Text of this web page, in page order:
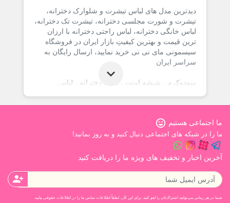
دیدترین مدل های لباس تیشرت و شلوارک دخترانه،
تیشرت و شورت مجلسی دخترانه، تیشرت تک دخترانه،
لباس خانگی دخترانه، لباس راحتی دخترانه با ارزان
ترین قیمت و بهترین کیفیتِ بازار ایران در فروشگاه
سیسمونی مای نی نی خرید نمایید، ارسال رایگان به
سراسر ایران
سودوکرم شیشه اونت لباس دخترانه
لباس
ما اجتماعی هستیم sentiment_very_satisfied
ما را در شبکه های اجتماعی دنبال کنید و به روز بمانید!
آخرین اخبار و تخفیف های ویژه ما را دریافت کنید
person_add
شما در هر زمانی می‌توانید اشتراک‌تان را لغو کنید. برای این کار، لطفاً اطلاعات تماس ما را در اطلاعات حقوقی بیابید.